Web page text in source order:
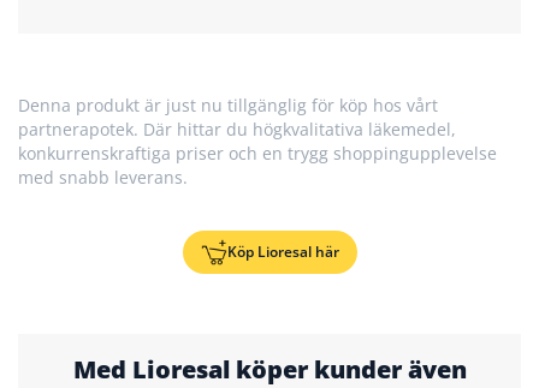
Denna produkt är just nu tillgänglig för köp hos vårt
partnerapotek. Där hittar du högkvalitativa läkemedel,
konkurrenskraftiga priser och en trygg shoppingupplevelse
med snabb leverans.
Köp Lioresal här
Med Lioresal köper kunder även